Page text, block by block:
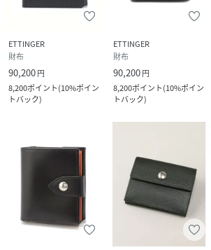
ETTINGER
財布
90,200円
8,200ポイント(10%ポイン
トバック)
ETTINGER
財布
90,200円
8,200ポイント(10%ポイン
トバック)